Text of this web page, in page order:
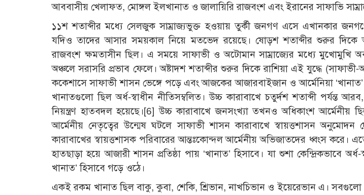
আববাসীয় খেলাফত, মোঙ্গল ইলখানাত ও জালায়িরি রাজবংশ এবং ইরানের সাফাভি
১১শ শতাব্দীর মধ্যে সেলজুক সাম্রাজ্যভুক্ত হওয়ায় তুর্কী জনগণ এসে এখানকার
যদিও তাদের আসার সময়কাল নিয়ে মতভেদ রয়েছে। ষোড়শ শতাব্দীর শুরুর দিকে
রাজবংশ ক্ষমতাসীন ছিল। এ সময়ে সাফাভী ও অটোমান সাম্রাজ্যের মধ্যে মুখোমুখি
অঞ্চলে সরাসরি প্রভাব ফেলে। অষ্টাদশ শতাব্দীর শুরুর দিকে রাশিয়া এই যুদ্ধে
ককেশাসে সাফাভী শাসন ভেঙ্গে পড়ে এবং আজকের আজারবাইজান ও আর্মেনিয়া ‘খানাত’
খানাতগুলো ছিল অর্ধ-স্বাধীন নীতিসম্বলিত। উচ্চ কারাবাখে চতুর্দশ শতাব্দী পর্যন্ত
নিয়ন্ত্রণ হাতবদল হয়েছে।[6] উচ্চ কারাবাখে জনসংখ্যা তখনও অধিকাংশ আর্মেনীয়
আর্মেনীয় নেতৃত্বের উন্মেষ ঘটলে সাফাভী শাসন কারাবাখে স্বায়ত্তশাসন অনুমোদন
কারাবাখের স্বায়ত্তশাসক পরিবারের আন্তঃকোন্দল আর্মেনীয় অভিজাতদের ধ্বংস করে।
হাতছাড়া হয়ে আজারী শাসন প্রতিষ্ঠা পায় ‘খানাত’ হিসাবে। যা শুশা কেন্দ্রিকভাবে অর্ধ-
খানাত’ হিসাবে গড়ে ওঠে।
একই রকম খানাত ছিল বাকু, কুবা, শেকি, শ্রিভান, নাখচিভান ও ইয়েরেভান এ। সবগুলো